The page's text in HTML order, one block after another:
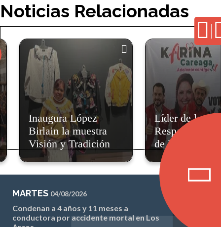
Noticias Relacionadas
Inaugura López
Birlain la muestra
Visión y Tradición
Líder de la CNC
Respalda
de Karina
MARTES 04/08/2026
Condenan a 4 años y 11 meses a
conductora por accidente mortal en Los